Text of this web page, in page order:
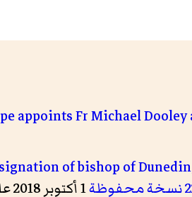
of bishop of
نسخة محفوظة 1